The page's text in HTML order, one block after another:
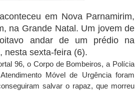
em Nova Parnamirim,
na Grande Natal. Um jovem de
andar de um prédio na
nesta sexta-feira (6).
96, o Corpo de Bombeiros, a Polícia
Móvel de Urgência foram
salvar o rapaz, que morreu